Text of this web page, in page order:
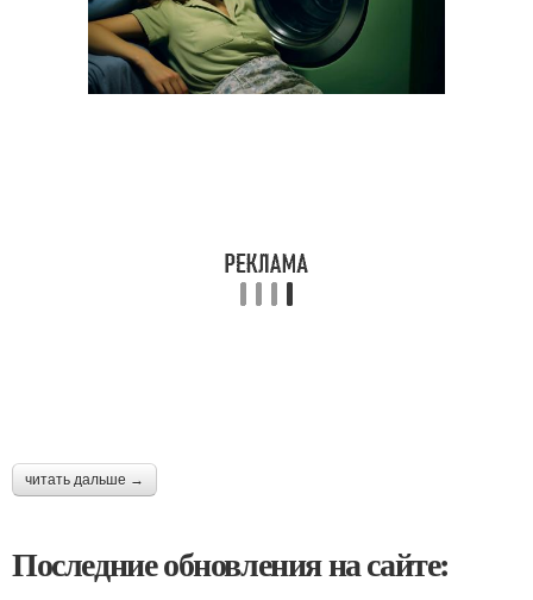
читать дальше →
Последние обновления на сайте: